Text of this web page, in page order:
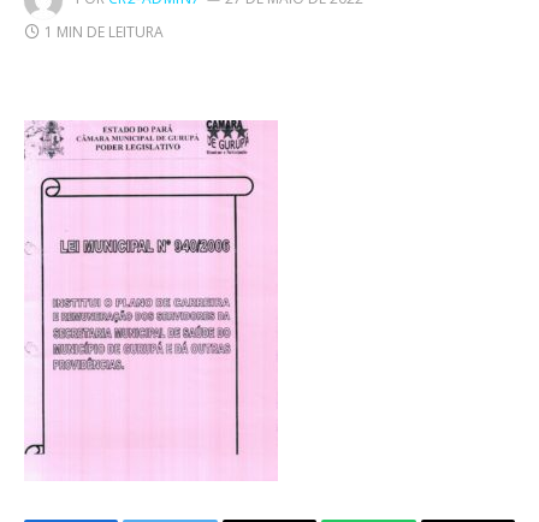
1 MIN DE LEITURA